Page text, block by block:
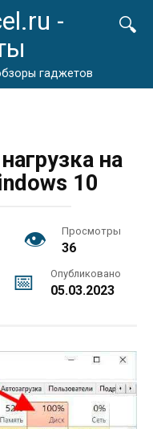
-
гаджетов
на
10
Просмотры
36
Опубликовано
05.03.2023